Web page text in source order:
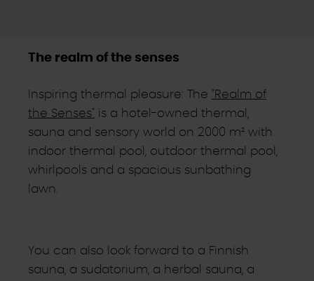
The realm of the senses
Inspiring thermal pleasure: The "Realm of
the Senses" is a hotel-owned thermal,
sauna and sensory world on 2000 m² with
indoor thermal pool, outdoor thermal pool,
whirlpools and a spacious sunbathing
lawn.
You can also look forward to a Finnish
sauna, a sudatorium, a herbal sauna, a